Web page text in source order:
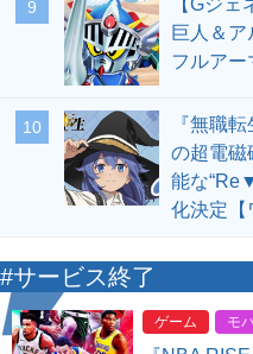
9
巨人＆
フルアー
10
『無職
の超電磁
能な
化決定【
#サービス終了
ゲーム モ